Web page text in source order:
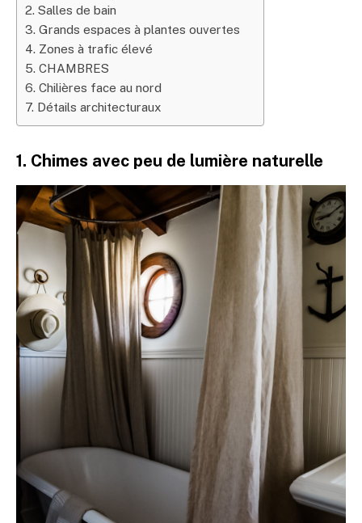
2. Salles de bain
3. Grands espaces à plantes ouvertes
4. Zones à trafic élevé
5. CHAMBRES
6. Chilières face au nord
7. Détails architecturaux
1. Chimes avec peu de lumière naturelle